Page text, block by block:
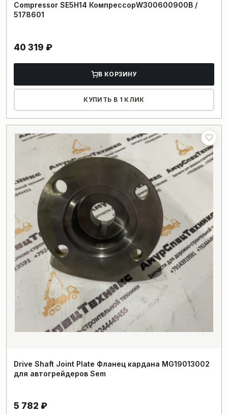
Compressor SE5H14 КомпрессорW300600900B /
5178601
40 319 ₽
В КОРЗИНУ
КУПИТЬ В 1 КЛИК
Drive Shaft Joint Plate Фланец кардана MG19013002
для автогрейдеров Sem
5 782 ₽